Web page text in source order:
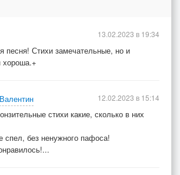
песня! Стихи замечательные, но и
хороша.+
13.02.2023 в 19:34
стихи какие, сколько в них
спел, без ненужного пафоса!
12.02.2023 в 15:14